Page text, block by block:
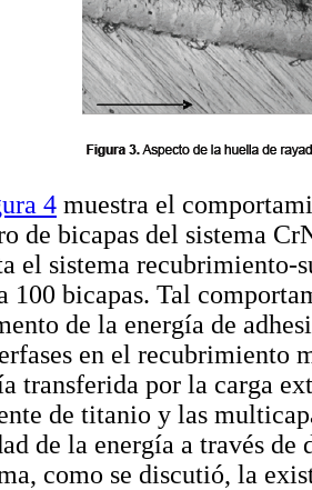
4 muestra el
de bicapas del sistema
el sistema recubrimiento-
100 bicapas. Tal
de la energía de
en el recubrimiento
transferida por la carga
de titanio y las
de la energía a través de
como se discutió, la